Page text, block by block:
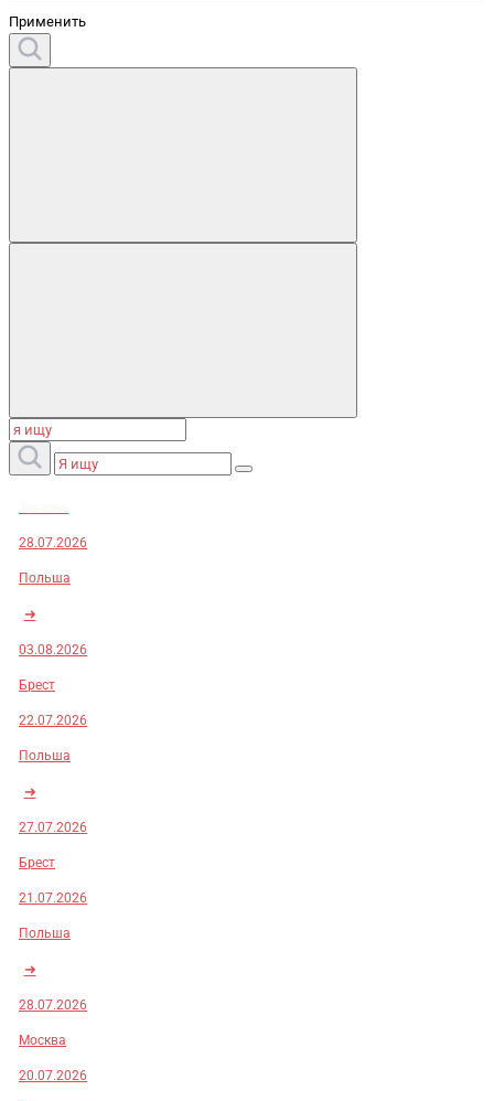
Применить
28.07.2026
Польша
➜
03.08.2026
Брест
22.07.2026
Польша
➜
27.07.2026
Брест
21.07.2026
Польша
➜
28.07.2026
Москва
20.07.2026